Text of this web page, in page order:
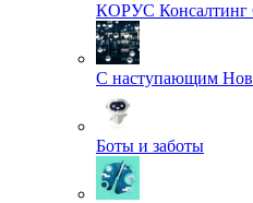
КОРУС Консалтинг
С наступающим
Боты и заботы